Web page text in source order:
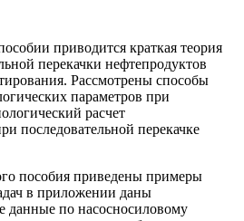
приводится краткая теория
перекачки нефтепродуктов
Рассмотрены способы
параметров при
расчет
последовательной перекачке
пособия приведены примеры
в приложении даны
данные по насосносиловому